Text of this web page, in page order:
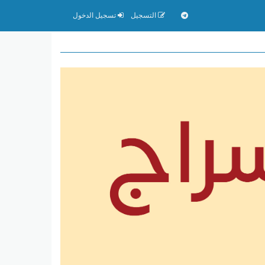
التسجيل تسجيل الدخول